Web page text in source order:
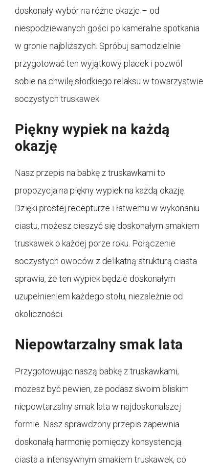
doskonały wybór na różne okazje – od
niespodziewanych gości po kameralne spotkania
w gronie najbliższych. Spróbuj samodzielnie
przygotować ten wyjątkowy placek i pozwól
sobie na chwilę słodkiego relaksu w towarzystwie
soczystych truskawek.
Piękny wypiek na każdą
okazję
Nasz przepis na babkę z truskawkami to
propozycja na piękny wypiek na każdą okazję.
Dzięki prostej recepturze i łatwemu w wykonaniu
ciastu, możesz cieszyć się doskonałym smakiem
truskawek o każdej porze roku. Połączenie
soczystych owoców z delikatną strukturą ciasta
sprawia, że ten wypiek będzie doskonałym
uzupełnieniem każdego stołu, niezależnie od
okoliczności.
Niepowtarzalny smak lata
Przygotowując naszą babkę z truskawkami,
możesz być pewien, że podasz swoim bliskim
niepowtarzalny smak lata w najdoskonalszej
formie. Nasz sprawdzony przepis zapewnia
doskonałą harmonię pomiędzy konsystencją
ciasta a intensywnym smakiem truskawek, co